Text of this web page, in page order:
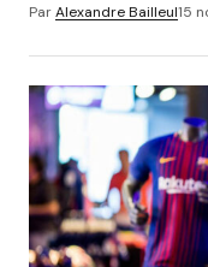
ParAlexandre Bailleul15